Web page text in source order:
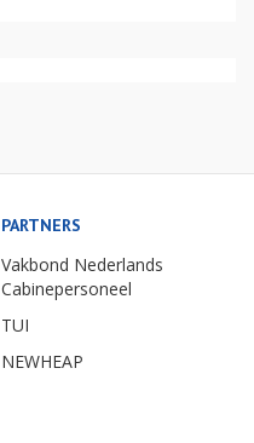
PARTNERS
Vakbond Nederlands
Cabinepersoneel
TUI
NEWHEAP